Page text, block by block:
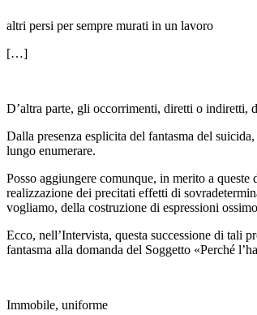
altri persi per sempre murati in un lavoro
[…]
D’altra parte, gli occorrimenti, diretti o indiretti,
Dalla presenza esplicita del fantasma del suicida,
lungo enumerare.
Posso aggiungere comunque, in merito a queste
realizzazione dei precitati effetti di
vogliamo, della costruzione di espressioni
Ecco, nell’Intervista, questa successione di tali
fantasma alla do­manda del Soggetto «Perché
Immobile, uniforme